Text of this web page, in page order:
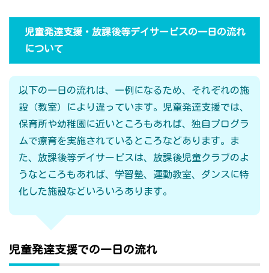
児童発達支援・放課後等デイサービスの一日の流れ
について
以下の一日の流れは、一例になるため、それぞれの施
設（教室）により違っています。児童発達支援では、
保育所や幼稚園に近いところもあれば、独自プログラ
ムで療育を実施されているところなどあります。ま
た、放課後等デイサービスは、放課後児童クラブのよ
うなところもあれば、学習塾、運動教室、ダンスに特
化した施設などいろいろあります。
児童発達支援での一日の流れ